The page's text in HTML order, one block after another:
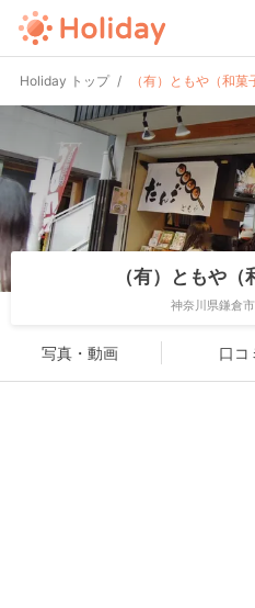
Holiday トップ （有）ともや（和菓
（有）ともや
神奈川県鎌倉
写真・動画 口コ